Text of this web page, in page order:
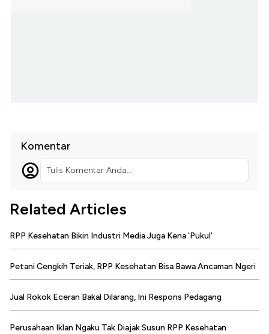
Komentar
Tulis Komentar Anda...
Related Articles
RPP Kesehatan Bikin Industri Media Juga Kena 'Pukul'
Petani Cengkih Teriak, RPP Kesehatan Bisa Bawa Ancaman Ngeri
Jual Rokok Eceran Bakal Dilarang, Ini Respons Pedagang
Perusahaan Iklan Ngaku Tak Diajak Susun RPP Kesehatan